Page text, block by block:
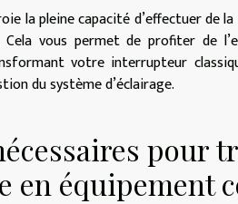
la pleine capacité d’effectuer de
vous permet de profiter de
votre interrupteur
du système d’éclairage.
pour
équipement